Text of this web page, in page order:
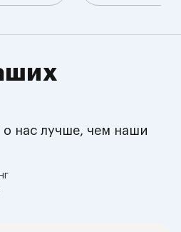
о нас лучше, чем наши